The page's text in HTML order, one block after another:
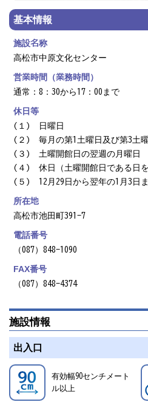
基本情報
施設名称
高松市中原文化センター
営業時間（業務時間）
通常：8：30から17：00まで
休日等
(１) 日曜日
(２) 毎月の第1土曜日及び第3土
(３) 土曜開館日の翌週の月曜日
(４) 休日（土曜開館日である日を
(５) 12月29日から翌年の1月3日
所在地
高松市池田町391-7
電話番号
（087）848-1090
FAX番号
（087）848-4374
施設情報
出入口
有効幅90センチメート
ル以上